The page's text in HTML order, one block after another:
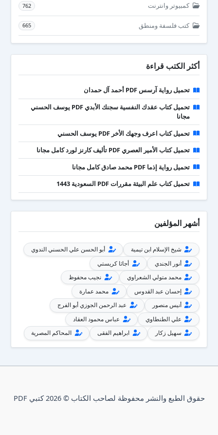
كمبيوتر وانترنت 762
كتب فلسفة ومنطق 665
أكثر الكتب قراءة
تحميل رواية آرسس PDF أحمد آل حمدان
تحميل كتاب عقدك النفسية سجنك الأبدي PDF يوسف الحسني
مجانا
تحميل كتاب اعرف وجهك الأخر PDF يوسف الحسني
تحميل كتاب الأمير العصري PDF تأليف كارنز لورد كامل مجانا
تحميل رواية إذما PDF محمد صادق كامل مجانا
تحميل كتاب علم البيئة مقررات PDF السعودية 1443
أشهر المؤلفين
شيخ الإسلام ابن تيمية
أبو الحسن علي الحسني الندوي
أنور الجندي
أجاثا كريستي
محمد متولي الشعراوي
نجيب محفوظ
إحسان عبد القدوس
محمد عمارة
أنيس منصور
عبد الرحمن الجوزي أبو الفرج
علي الطنطاوي
عباس محمود العقاد
سهيل زكار
ابراهيم الفقى المحاكم المصرية
حقوق الطبع والنشر محفوظة لصاحب الكتاب © 2026 كتبي PDF